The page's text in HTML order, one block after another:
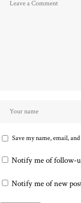
Save my name, email,
Notify me of follow-
Notify me of new